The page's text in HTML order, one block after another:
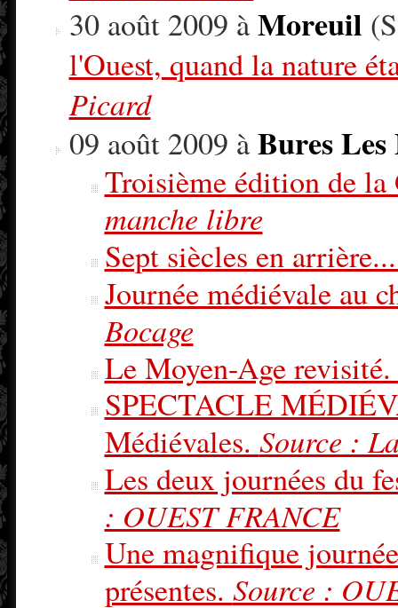
30 août 2009 àMoreuil
l'Ouest, quand la nature
Picard
09 août 2009 àBures
Troisième édition de
manche libre
Sept siècles en
Journée médiévale au
Bocage
Le Moyen-Age revisité.
SPECTACLE
Médiévales. Source :
Les deux journées du
: OUEST FRANCE
Une magnifique
présentes. Source :